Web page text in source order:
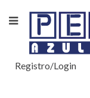
Registro/Login